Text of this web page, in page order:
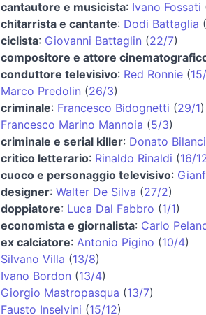
cantautore e musicista: Ivano Fossati
chitarrista e cantante: Dodi Battaglia (
ciclista: Giovanni Battaglin (22/7)
compositore e attore
conduttore televisivo: Red Ronnie(
Marco Predolin (26/3)
criminale: Francesco Bidognetti (29/1)
Francesco Marino Mannoia (5/3)
criminale e serial killer: Donato
critico letterario: Rinaldo Rinaldi (16/
cuoco e personaggio televisivo:
designer: Walter De Silva (27/2)
doppiatore: Luca Dal Fabbro (1/1)
economista e giornalista: Carlo
ex calciatore: Antonio Pigino (10/4)
Silvano Villa (13/8)
Ivano Bordon (13/4)
Giorgio Mastropasqua (13/7)
Fausto Inselvini (15/12)